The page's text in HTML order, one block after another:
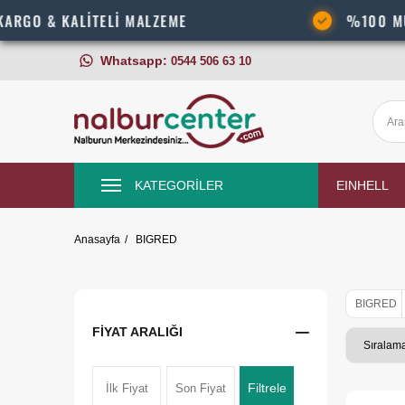
MALZEME %100 MÜŞTERİ
Whatsapp: 0544 506 63 10
KATEGORİLER EINHELL
Anasayfa BIGRED
FIYAT ARALIĞI
Filtrele
BIGRED